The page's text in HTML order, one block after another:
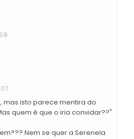
mas isto parece mentira do
quem é que o iria convidar??"
Nem se quer a Serenela